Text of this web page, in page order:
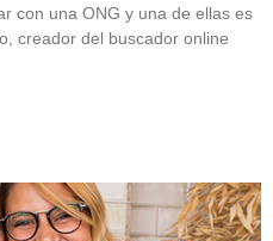
con una ONG y una de ellas es
creador del buscador online